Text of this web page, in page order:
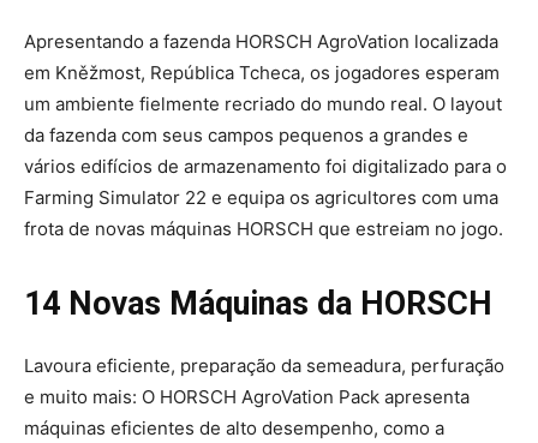
Apresentando a fazenda HORSCH AgroVation localizada
em Kněžmost, República Tcheca, os jogadores esperam
um ambiente fielmente recriado do mundo real. O layout
da fazenda com seus campos pequenos a grandes e
vários edifícios de armazenamento foi digitalizado para o
Farming Simulator 22 e equipa os agricultores com uma
frota de novas máquinas HORSCH que estreiam no jogo.
14 Novas Máquinas da HORSCH
Lavoura eficiente, preparação da semeadura, perfuração
e muito mais: O HORSCH AgroVation Pack apresenta
máquinas eficientes de alto desempenho, como a